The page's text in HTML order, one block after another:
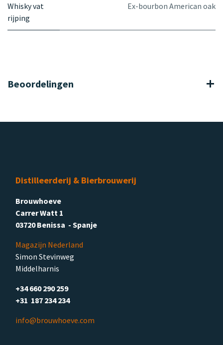
Whisky vat
rijping
Ex-bourbon American oak
Beoordelingen
Distilleerderij & Bierbrouwerij
Brouwhoeve
Carrer Watt 1
03720 Benissa - Spanje
Magazijn Nederland
Simon Stevinweg
Middelharnis
+34 660 290 259
+31 187 234 234
info@brouwhoeve.com